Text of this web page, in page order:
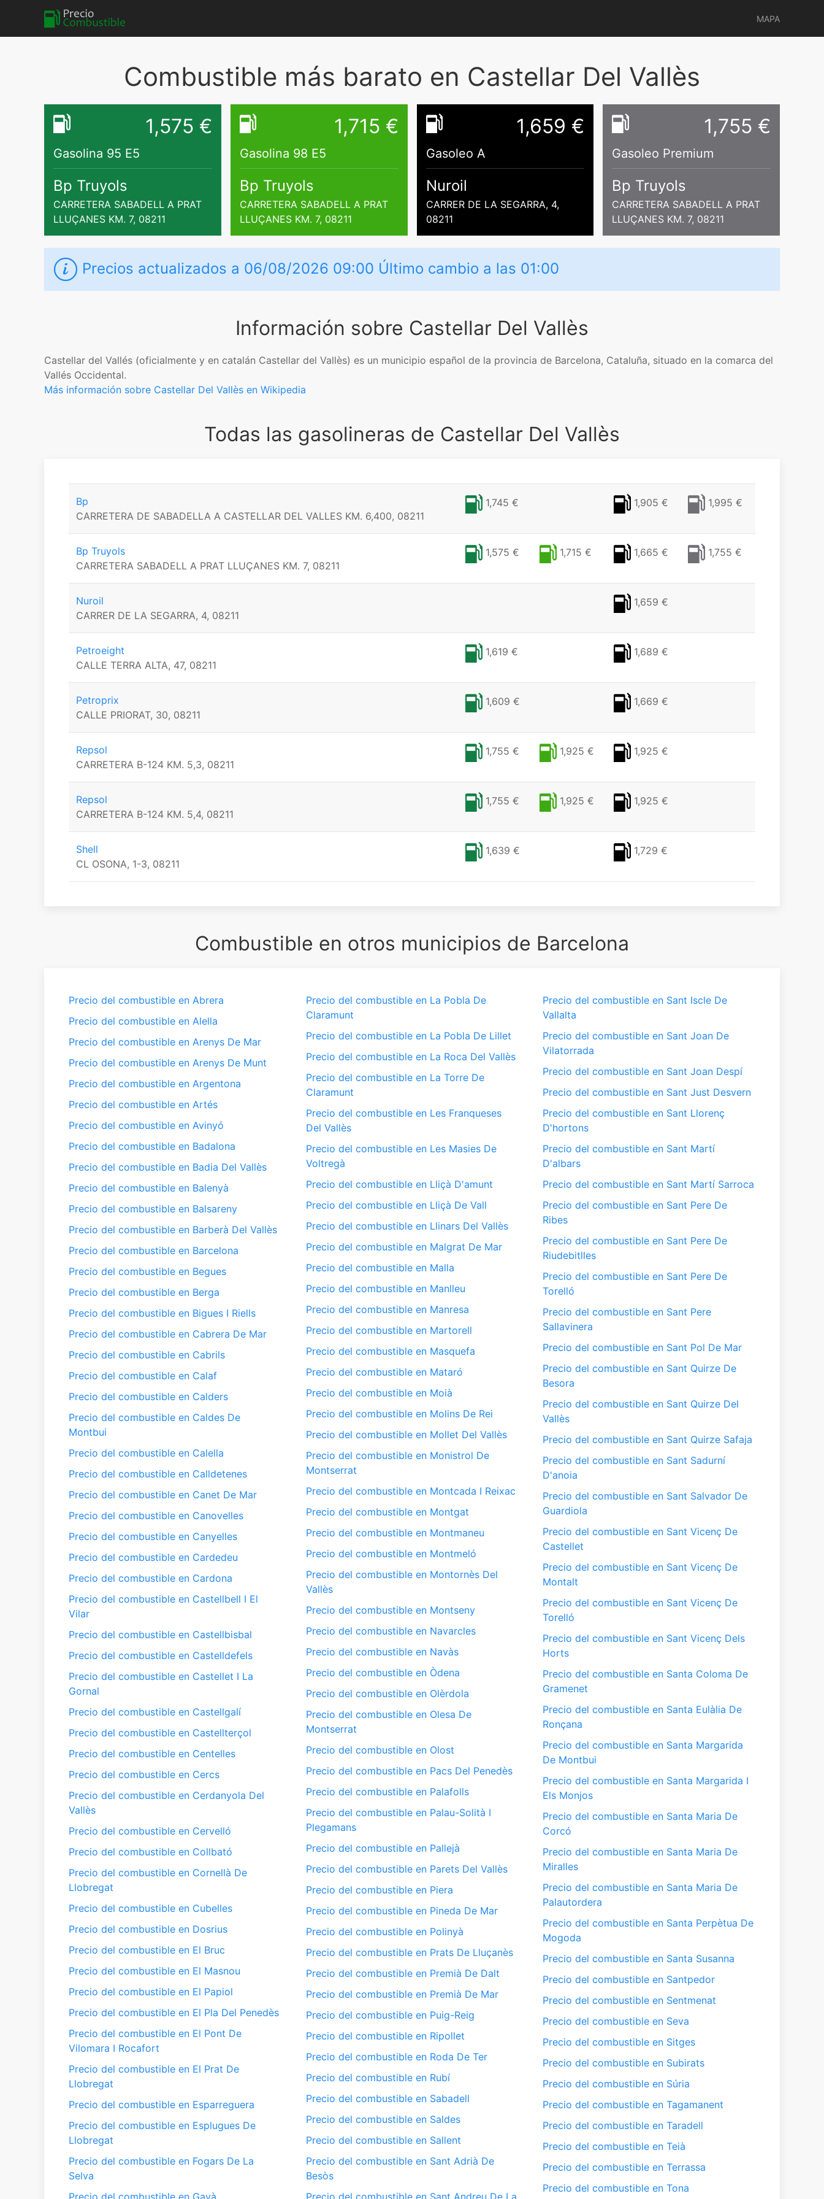
MAPA
Combustible más barato en Castellar Del Vallès
1,575 €
Gasolina 95 E5
Bp Truyols
CARRETERA SABADELL A PRAT
LLUÇANES KM. 7, 08211
1,715 €
Gasolina 98 E5
Bp Truyols
CARRETERA SABADELL A PRAT
LLUÇANES KM. 7, 08211
1,659 €
Gasoleo A
Nuroil
CARRER DE LA SEGARRA, 4,
08211
1,755 €
Gasoleo Premium
Bp Truyols
CARRETERA SABADELL A PRAT
LLUÇANES KM. 7, 08211
Precios actualizados a 06/08/2026 09:00 Último cambio a las 01:00
Información sobre Castellar Del Vallès
Castellar del Vallés​​ (oficialmente y en catalán Castellar del Vallès) es un municipio español de la provincia de Barcelona, Cataluña, situado en la comarca del
Vallés Occidental.
Más información sobre Castellar Del Vallès en Wikipedia
Todas las gasolineras de Castellar Del Vallès
Bp
CARRETERA DE SABADELLA A CASTELLAR DEL VALLES KM. 6,400, 08211
1,745 € 1,905 € 1,995 €
Bp Truyols
CARRETERA SABADELL A PRAT LLUÇANES KM. 7, 08211
1,575 € 1,715 € 1,665 € 1,755 €
Nuroil
CARRER DE LA SEGARRA, 4, 08211
1,659 €
Petroeight
CALLE TERRA ALTA, 47, 08211
1,619 € 1,689 €
Petroprix
CALLE PRIORAT, 30, 08211
1,609 € 1,669 €
Repsol
CARRETERA B-124 KM. 5,3, 08211
1,755 € 1,925 € 1,925 €
Repsol
CARRETERA B-124 KM. 5,4, 08211
1,755 € 1,925 € 1,925 €
Shell
CL OSONA, 1-3, 08211
1,639 € 1,729 €
Combustible en otros municipios de Barcelona
Precio del combustible en Abrera
Precio del combustible en Alella
Precio del combustible en Arenys De Mar
Precio del combustible en Arenys De Munt
Precio del combustible en Argentona
Precio del combustible en Artés
Precio del combustible en Avinyó
Precio del combustible en Badalona
Precio del combustible en Badia Del Vallès
Precio del combustible en Balenyà
Precio del combustible en Balsareny
Precio del combustible en Barberà Del Vallès
Precio del combustible en Barcelona
Precio del combustible en Begues
Precio del combustible en Berga
Precio del combustible en Bigues I Riells
Precio del combustible en Cabrera De Mar
Precio del combustible en Cabrils
Precio del combustible en Calaf
Precio del combustible en Calders
Precio del combustible en Caldes De
Montbui
Precio del combustible en Calella
Precio del combustible en Calldetenes
Precio del combustible en Canet De Mar
Precio del combustible en Canovelles
Precio del combustible en Canyelles
Precio del combustible en Cardedeu
Precio del combustible en Cardona
Precio del combustible en Castellbell I El
Vilar
Precio del combustible en Castellbisbal
Precio del combustible en Castelldefels
Precio del combustible en Castellet I La
Gornal
Precio del combustible en Castellgalí
Precio del combustible en Castellterçol
Precio del combustible en Centelles
Precio del combustible en Cercs
Precio del combustible en Cerdanyola Del
Vallès
Precio del combustible en Cervelló
Precio del combustible en Collbató
Precio del combustible en Cornellà De
Llobregat
Precio del combustible en Cubelles
Precio del combustible en Dosrius
Precio del combustible en El Bruc
Precio del combustible en El Masnou
Precio del combustible en El Papiol
Precio del combustible en El Pla Del Penedès
Precio del combustible en El Pont De
Vilomara I Rocafort
Precio del combustible en El Prat De
Llobregat
Precio del combustible en Esparreguera
Precio del combustible en Esplugues De
Llobregat
Precio del combustible en Fogars De La
Selva
Precio del combustible en Gavà
Precio del combustible en La Pobla De
Claramunt
Precio del combustible en La Pobla De Lillet
Precio del combustible en La Roca Del Vallès
Precio del combustible en La Torre De
Claramunt
Precio del combustible en Les Franqueses
Del Vallès
Precio del combustible en Les Masies De
Voltregà
Precio del combustible en Lliçà D'amunt
Precio del combustible en Lliçà De Vall
Precio del combustible en Llinars Del Vallès
Precio del combustible en Malgrat De Mar
Precio del combustible en Malla
Precio del combustible en Manlleu
Precio del combustible en Manresa
Precio del combustible en Martorell
Precio del combustible en Masquefa
Precio del combustible en Mataró
Precio del combustible en Moià
Precio del combustible en Molins De Rei
Precio del combustible en Mollet Del Vallès
Precio del combustible en Monistrol De
Montserrat
Precio del combustible en Montcada I Reixac
Precio del combustible en Montgat
Precio del combustible en Montmaneu
Precio del combustible en Montmeló
Precio del combustible en Montornès Del
Vallès
Precio del combustible en Montseny
Precio del combustible en Navarcles
Precio del combustible en Navàs
Precio del combustible en Òdena
Precio del combustible en Olèrdola
Precio del combustible en Olesa De
Montserrat
Precio del combustible en Olost
Precio del combustible en Pacs Del Penedès
Precio del combustible en Palafolls
Precio del combustible en Palau-Solità I
Plegamans
Precio del combustible en Pallejà
Precio del combustible en Parets Del Vallès
Precio del combustible en Piera
Precio del combustible en Pineda De Mar
Precio del combustible en Polinyà
Precio del combustible en Prats De Lluçanès
Precio del combustible en Premià De Dalt
Precio del combustible en Premià De Mar
Precio del combustible en Puig-Reig
Precio del combustible en Ripollet
Precio del combustible en Roda De Ter
Precio del combustible en Rubí
Precio del combustible en Sabadell
Precio del combustible en Saldes
Precio del combustible en Sallent
Precio del combustible en Sant Adrià De
Besòs
Precio del combustible en Sant Andreu De La
Precio del combustible en Sant Iscle De
Vallalta
Precio del combustible en Sant Joan De
Vilatorrada
Precio del combustible en Sant Joan Despí
Precio del combustible en Sant Just Desvern
Precio del combustible en Sant Llorenç
D'hortons
Precio del combustible en Sant Martí
D'albars
Precio del combustible en Sant Martí Sarroca
Precio del combustible en Sant Pere De
Ribes
Precio del combustible en Sant Pere De
Riudebitlles
Precio del combustible en Sant Pere De
Torelló
Precio del combustible en Sant Pere
Sallavinera
Precio del combustible en Sant Pol De Mar
Precio del combustible en Sant Quirze De
Besora
Precio del combustible en Sant Quirze Del
Vallès
Precio del combustible en Sant Quirze Safaja
Precio del combustible en Sant Sadurní
D'anoia
Precio del combustible en Sant Salvador De
Guardiola
Precio del combustible en Sant Vicenç De
Castellet
Precio del combustible en Sant Vicenç De
Montalt
Precio del combustible en Sant Vicenç De
Torelló
Precio del combustible en Sant Vicenç Dels
Horts
Precio del combustible en Santa Coloma De
Gramenet
Precio del combustible en Santa Eulàlia De
Ronçana
Precio del combustible en Santa Margarida
De Montbui
Precio del combustible en Santa Margarida I
Els Monjos
Precio del combustible en Santa Maria De
Corcó
Precio del combustible en Santa Maria De
Miralles
Precio del combustible en Santa Maria De
Palautordera
Precio del combustible en Santa Perpètua De
Mogoda
Precio del combustible en Santa Susanna
Precio del combustible en Santpedor
Precio del combustible en Sentmenat
Precio del combustible en Seva
Precio del combustible en Sitges
Precio del combustible en Subirats
Precio del combustible en Súria
Precio del combustible en Tagamanent
Precio del combustible en Taradell
Precio del combustible en Teià
Precio del combustible en Terrassa
Precio del combustible en Tona